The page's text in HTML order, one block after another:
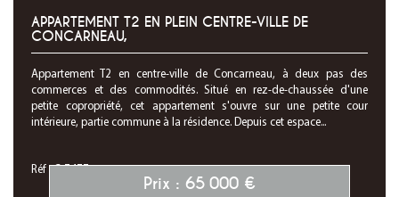
APPARTEMENT T2 EN PLEIN CENTRE-VILLE DE
CONCARNEAU,
Appartement T2 en centre-ville de Concarneau, à deux pas des
commerces et des commodités. Situé en rez-de-chaussée d'une
petite copropriété, cet appartement s'ouvre sur une petite cour
intérieure, partie commune à la résidence. Depuis cet espace...
Réf : C-7477
Prix : 65 000 €